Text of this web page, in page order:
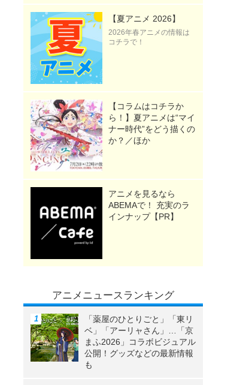
【夏アニメ 2026】
2026年春アニメの情報は
コチラで！
【コラムはコチラか
ら！】夏アニメは“マイ
ナー時代”をどう描くの
か？／ほか
アニメを見るなら
ABEMAで！ 充実のラ
インナップ【PR】
アニメニュースランキング
「薬屋のひとりごと」「東リ
ベ」「アーリャさん」…「京
まふ2026」コラボビジュアル
公開！グッズなどの最新情報
も